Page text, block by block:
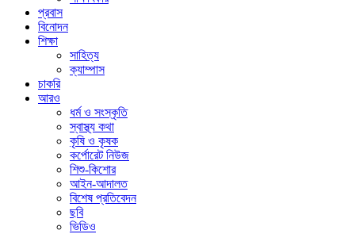
প্রবাস
বিনোদন
শিক্ষা
সাহিত্য
ক্যাম্পাস
চাকরি
আরও
ধর্ম ও সংস্কৃতি
স্বাস্থ্য কথা
কৃষি ও কৃষক
কর্পোরেট নিউজ
শিশু-কিশোর
আইন-আদালত
বিশেষ প্রতিবেদন
ছবি
ভিডিও